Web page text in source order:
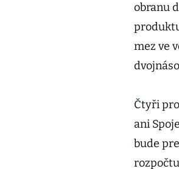
obranu
mez ve
Čtyři
ani
bude